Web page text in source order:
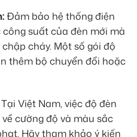
Đảm bảo hệ thống điện
suất của đèn mới mà
cháy. Một số gói độ
thêm bộ chuyển đổi hoặc
Tại Việt Nam, việc độ đèn
cường độ và màu sắc
Hãy tham khảo ý kiến